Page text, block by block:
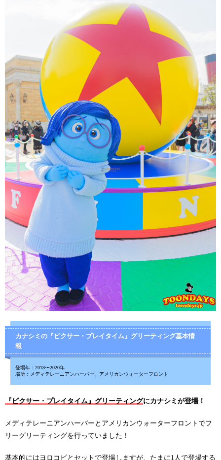
カナシミの『ピクサー・プレイタイム』グリーティング基本情
報
登場年：2018〜2020年
場所：メディテレーニアンハーバー、アメリカンウォーターフロント
『ピクサー・プレイタイム』グリーティングにカナシミが登場！
メディテレーニアンハーバーとアメリカンウォーターフロントでフ
リーグリーティングを行っていました！
基本的にはヨロコビとセットで登場しますが、たまに1人で登場する